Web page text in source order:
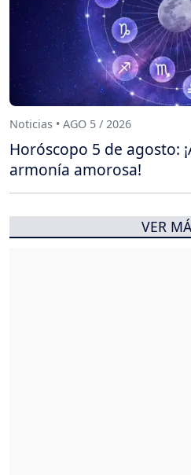
Noticias • AGO 5 / 2026
Horóscopo 5 de agosto:
armonía amorosa!
VER